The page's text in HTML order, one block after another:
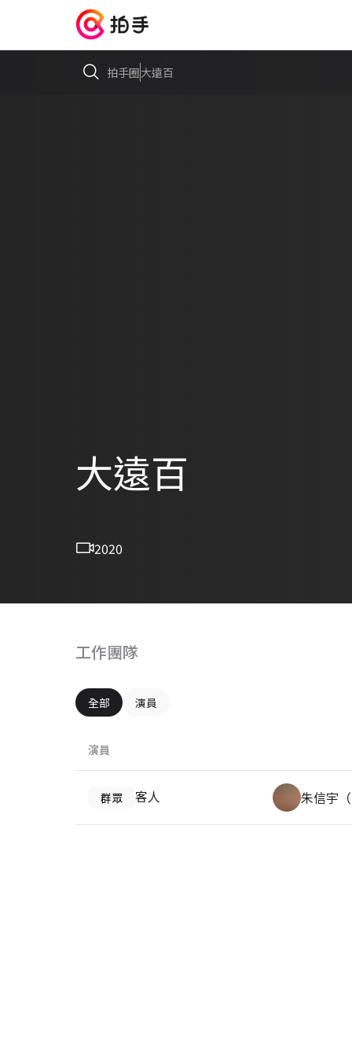
拍手圈大遠百
大遠百
2020
工作團隊
全部 演員
演員
群眾 客人 朱信宇